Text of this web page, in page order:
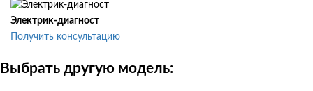
Электрик-диагност
Получить консультацию
Выбрать другую модель: